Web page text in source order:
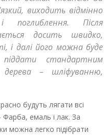
виходить відмінно
Після
досить швидко,
і далі його можна буде
стандартним
– шліфуванню,
будуть лягати всі
Фарба, емаль і лак. За
можна легко підібрати